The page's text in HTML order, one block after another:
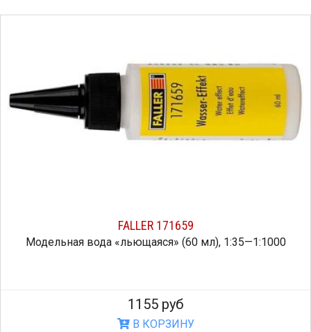
FALLER 171659
Модельная вода «льющаяся» (60 мл), 1:35—1:1000
1155 руб
В КОРЗИНУ